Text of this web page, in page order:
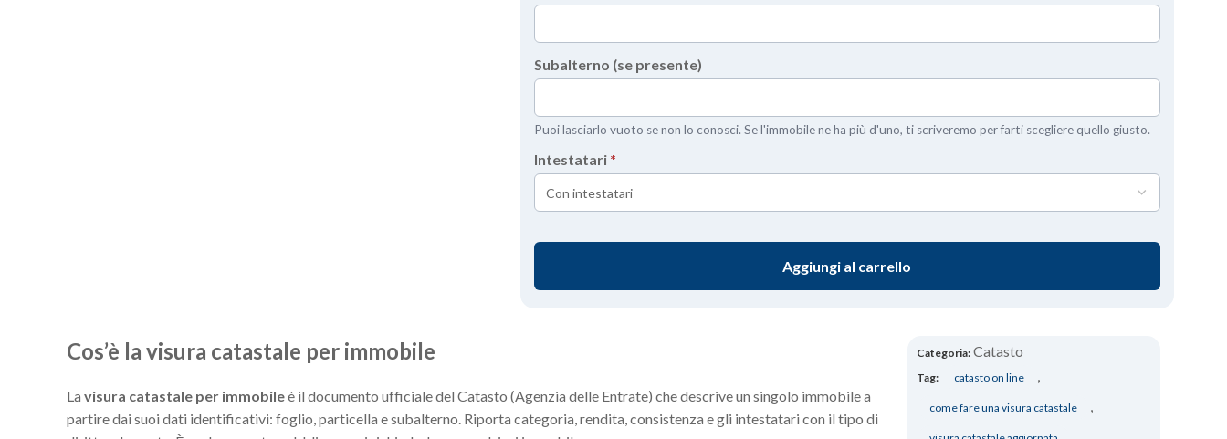
Subalterno (se presente)
Puoi lasciarlo vuoto se non lo conosci. Se l'immobile ne ha più d'uno, ti scriveremo per farti scegliere quello giusto.
Intestatari *
Aggiungi al carrello
Cos’è la visura catastale per immobile
La visura catastale per immobileè il documento ufficiale del Catasto (Agenzia delle Entrate) che descrive un singolo immobile a
partire dai suoi dati identificativi: foglio, particella e subalterno. Riporta categoria, rendita, consistenza e gli intestatari con il tipo di
Categoria: Catasto
Tag: catasto on line ,
come fare una visura catastale ,